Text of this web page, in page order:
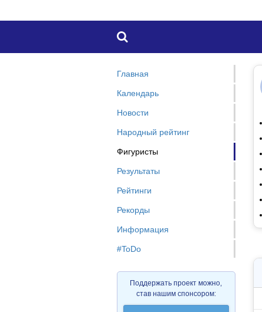

Главная
Календарь
Новости
Народный рейтинг
Фигуристы
Результаты
Рейтинги
Рекорды
Информация
#ToDo
Поддержать проект можно,
став нашим спонсором: